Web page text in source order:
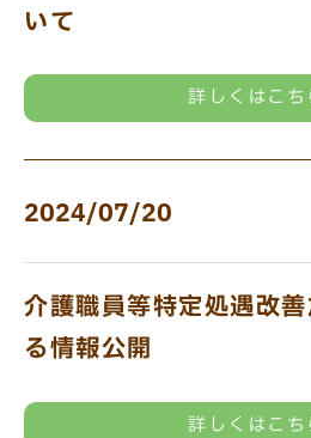
いて
詳しくはこち
2024/07/20
介護職員等特定処遇改
る情報公開
詳しくはこち